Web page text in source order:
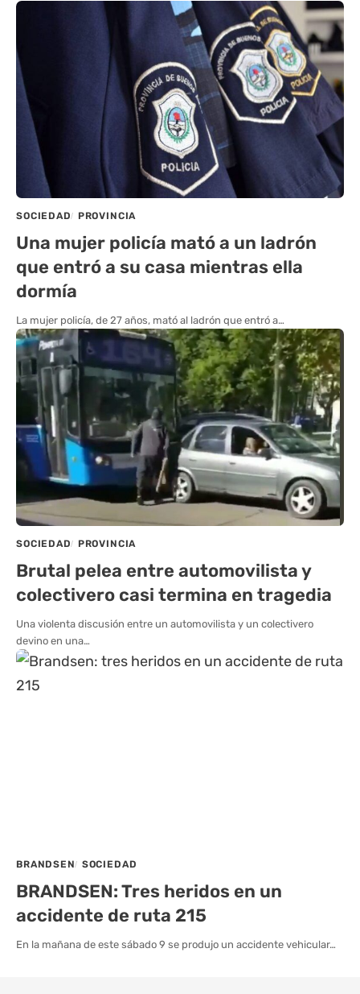
SOCIEDAD PROVINCIA
Una mujer policía mató a un ladrón
que entró a su casa mientras ella
dormía
La mujer policía, de 27 años, mató al ladrón que entró a…
SOCIEDAD PROVINCIA
Brutal pelea entre automovilista y
colectivero casi termina en tragedia
Una violenta discusión entre un automovilista y un colectivero
devino en una…
BRANDSEN SOCIEDAD
BRANDSEN: Tres heridos en un
accidente de ruta 215
En la mañana de este sábado 9 se produjo un accidente vehicular…